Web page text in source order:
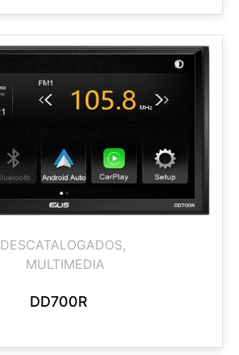
DESCATALOGADOS,
MULTIMEDIA
DD700R